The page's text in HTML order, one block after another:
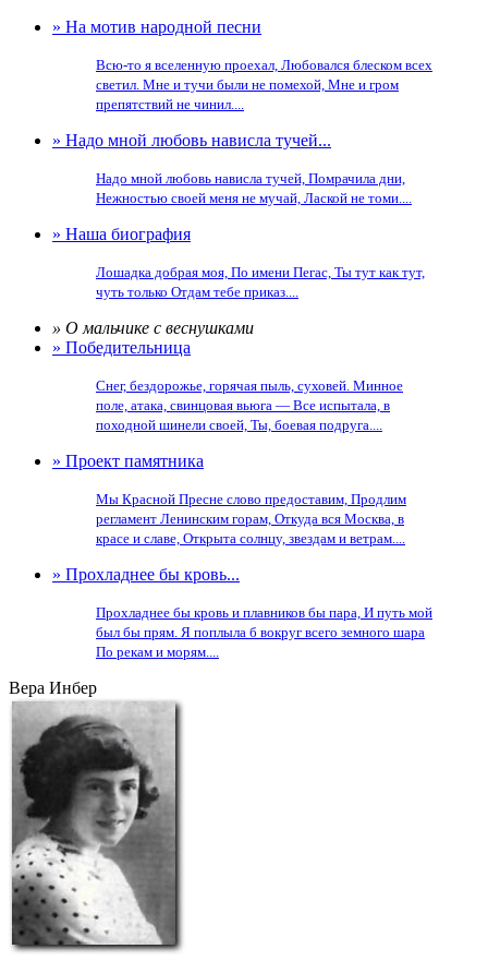
» На мотив народной песни
Всю-то я вселенную проехал, Любовался блеском всех
светил. Мне и тучи были не помехой, Мне и гром
препятствий не чинил....
» Надо мной любовь нависла тучей...
Надо мной любовь нависла тучей, Помрачила дни,
Нежностью своей меня не мучай, Лаской не томи....
» Наша биография
Лошадка добрая моя, По имени Пегас, Ты тут как тут,
чуть только Отдам тебе приказ....
» О мальчике с веснушками
» Победительница
Снег, бездорожье, горячая пыль, суховей. Минное
поле, атака, свинцовая вьюга — Все испытала, в
походной шинели своей, Ты, боевая подруга....
» Проект памятника
Мы Красной Пресне слово предоставим, Продлим
регламент Ленинским горам, Откуда вся Москва, в
красе и славе, Открыта солнцу, звездам и ветрам....
» Прохладнее бы кровь...
Прохладнее бы кровь и плавников бы пара, И путь мой
был бы прям. Я поплыла б вокруг всего земного шара
По рекам и морям....
Вера Инбер